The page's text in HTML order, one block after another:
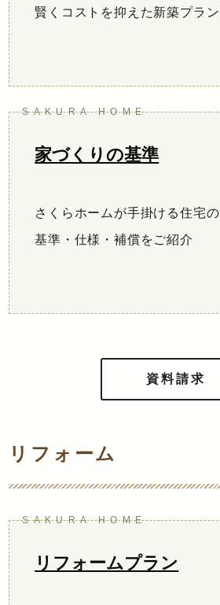
賢くコストを抑えた新築プラン
家づくりの基準
さくらホームが手掛ける住宅の
基準・仕様・補償をご紹介
資料請求
リフォーム
リフォームプラン